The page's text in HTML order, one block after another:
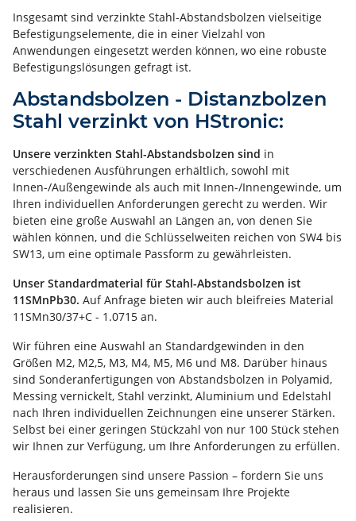
Insgesamt sind verzinkte Stahl-Abstandsbolzen vielseitige
Befestigungselemente, die in einer Vielzahl von
Anwendungen eingesetzt werden können, wo eine robuste
Befestigungslösungen gefragt ist.
Abstandsbolzen - Distanzbolzen
Stahl verzinkt von HStronic:
Unsere verzinkten Stahl-Abstandsbolzen sind in
verschiedenen Ausführungen erhältlich, sowohl mit
Innen-/Außengewinde als auch mit Innen-/Innengewinde, um
Ihren individuellen Anforderungen gerecht zu werden. Wir
bieten eine große Auswahl an Längen an, von denen Sie
wählen können, und die Schlüsselweiten reichen von SW4 bis
SW13, um eine optimale Passform zu gewährleisten.
Unser Standardmaterial für Stahl-Abstandsbolzen ist
11SMnPb30. Auf Anfrage bieten wir auch bleifreies Material
11SMn30/37+C - 1.0715 an.
Wir führen eine Auswahl an Standardgewinden in den
Größen M2, M2,5, M3, M4, M5, M6 und M8. Darüber hinaus
sind Sonderanfertigungen von Abstandsbolzen in Polyamid,
Messing vernickelt, Stahl verzinkt, Aluminium und Edelstahl
nach Ihren individuellen Zeichnungen eine unserer Stärken.
Selbst bei einer geringen Stückzahl von nur 100 Stück stehen
wir Ihnen zur Verfügung, um Ihre Anforderungen zu erfüllen.
Herausforderungen sind unsere Passion – fordern Sie uns
heraus und lassen Sie uns gemeinsam Ihre Projekte
realisieren.